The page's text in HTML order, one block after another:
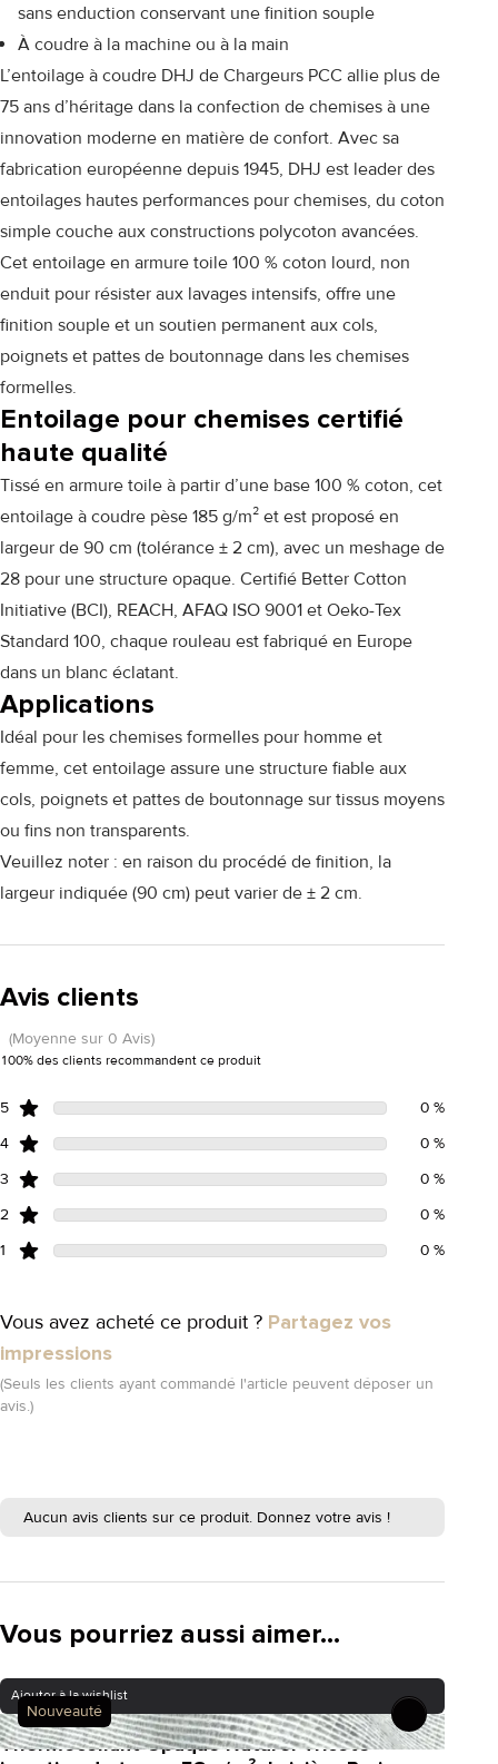
sans enduction conservant une finition souple
À coudre à la machine ou à la main
L’entoilage à coudre DHJ de Chargeurs PCC allie plus de
75 ans d’héritage dans la confection de chemises à une
innovation moderne en matière de confort. Avec sa
fabrication européenne depuis 1945, DHJ est leader des
entoilages hautes performances pour chemises, du coton
simple couche aux constructions polycoton avancées.
Cet entoilage en armure toile 100 % coton lourd, non
enduit pour résister aux lavages intensifs, offre une
finition souple et un soutien permanent aux cols,
poignets et pattes de boutonnage dans les chemises
formelles.
Entoilage pour chemises certifié
haute qualité
Tissé en armure toile à partir d’une base 100 % coton, cet
entoilage à coudre pèse 185 g/m² et est proposé en
largeur de 90 cm (tolérance ± 2 cm), avec un meshage de
28 pour une structure opaque. Certifié Better Cotton
Initiative (BCI), REACH, AFAQ ISO 9001 et Oeko-Tex
Standard 100, chaque rouleau est fabriqué en Europe
dans un blanc éclatant.
Applications
Idéal pour les chemises formelles pour homme et
femme, cet entoilage assure une structure fiable aux
cols, poignets et pattes de boutonnage sur tissus moyens
ou fins non transparents.
Veuillez noter : en raison du procédé de finition, la
largeur indiquée (90 cm) peut varier de ± 2 cm.
Avis clients
(Moyenne sur 0 Avis)
100% des clients recommandent ce produit
5
0 %
4
0 %
3
0 %
2
0 %
1
0 %
Vous avez acheté ce produit ? Partagez vos
impressions
(Seuls les clients ayant commandé l'article peuvent déposer un
avis.)
Aucun avis clients sur ce produit. Donnez votre avis !
Vous pourriez aussi aimer...
Nouveauté
Ajouter à la wishlist
Thermocollant Opaque Naturel Tricoté